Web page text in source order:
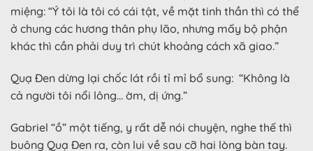
miệng: “Ý tôi là tôi có cái tật, về mặt tinh thần thì có thể
ở chung các hương thân phụ lão, nhưng mấy bộ phận
khác thì cần phải duy trì chút khoảng cách xã giao.”
Quạ Đen dừng lại chốc lát rồi tỉ mỉ bổ sung: “Không là
cả người tôi nổi lông… ờm, dị ứng.”
Gabriel “ồ” một tiếng, y rất dễ nói chuyện, nghe thế thì
buông Quạ Đen ra, còn lui về sau cỡ hai lòng bàn tay.